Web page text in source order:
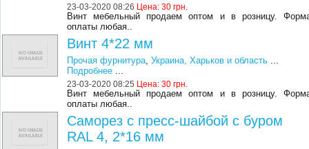
23-03-2020 08:26 Цена:30 грн.
Винт мебельный продаем оптом и в розницу.
оплаты любая..
Винт 4*22 мм
Прочая фурнитура,Украина, Харьков и область ...
Подробнее ...
23-03-2020 08:25 Цена:30 грн.
Винт мебельный продаем оптом и в розницу.
оплаты любая..
Саморез с пресс-шайбой с буром
RAL 4, 2*16 мм